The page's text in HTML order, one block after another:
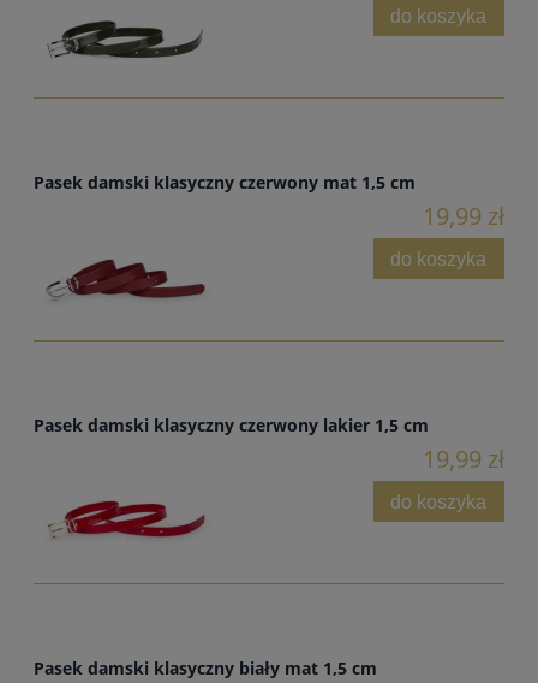
do koszyka
Pasek damski klasyczny czerwony mat 1,5 cm
19,99 zł
do koszyka
Pasek damski klasyczny czerwony lakier 1,5 cm
19,99 zł
do koszyka
Pasek damski klasyczny biały mat 1,5 cm